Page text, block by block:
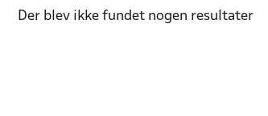
Der blev ikke fundet nogen resultater